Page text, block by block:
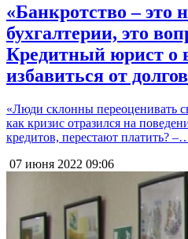
«Банкротство – это
бухгалтерии, это
Кредитный юрист о
избавиться от долгов
«Люди склонны переоценивать
как кризис отразился на
кредитов, перестают платить?
07 июня 2022 09:06